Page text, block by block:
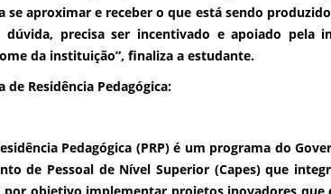
se aproximar e receber o que está sendo
dúvida, precisa ser incentivado e apoiado pela
da instituição”, finaliza a estudante.
de Residência Pedagógica:
Pedagógica (PRP) é um programa do
de Pessoal de Nível Superior (Capes) que